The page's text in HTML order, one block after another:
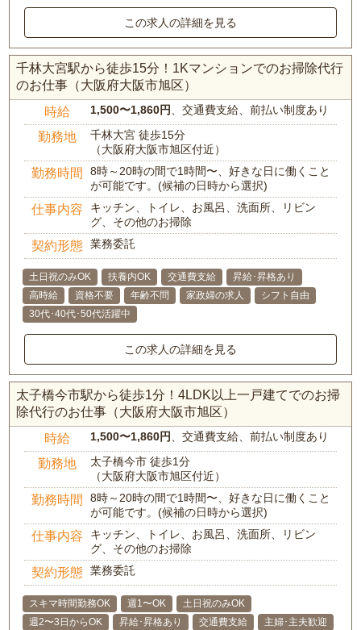
この求人の詳細を見る
千林大宮駅から徒歩15分！1Kマンションでのお掃除代行
のお仕事（大阪府大阪市旭区）
時給 1,500〜1,860円 、交通費支給、前払い制度あり
勤務地
千林大宮 徒歩15分
（大阪府大阪市旭区付近）
勤務時間
8時～20時の間で1時間〜、好きな日に働くこと
が可能です。(候補の日時から選択)
仕事内容
キッチン、トイレ、お風呂、洗面所、リビン
グ、その他のお掃除
契約形態 業務委託
土日祝のみOK 扶養内OK 交通費支給
昇給･昇格あり
高時給
資格不要 年齢不問 家政婦の求人
シフト自由
30代･40代･50代活躍中
この求人の詳細を見る
太子橋今市駅から徒歩1分！4LDK以上一戸建てでのお掃
除代行のお仕事（大阪府大阪市旭区）
時給 1,500〜1,860円 、交通費支給、前払い制度あり
勤務地
太子橋今市 徒歩1分
（大阪府大阪市旭区付近）
勤務時間
8時～20時の間で1時間〜、好きな日に働くこと
が可能です。(候補の日時から選択)
仕事内容
キッチン、トイレ、お風呂、洗面所、リビン
グ、その他のお掃除
契約形態 業務委託
スキマ時間勤務OK 週1〜OK
土日祝のみOK
週2〜3日からOK
昇給･昇格あり 交通費支給
主婦･主夫歓迎